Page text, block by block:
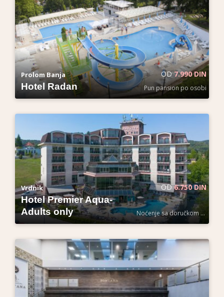
Prolom Banja
Hotel Radan
OD7.990 DIN
Pun pansion po osobi
Vrdnik
Hotel Premier Aqua-
Adults only
OD6.750 DIN
Noćenje sa doručkom po osobi